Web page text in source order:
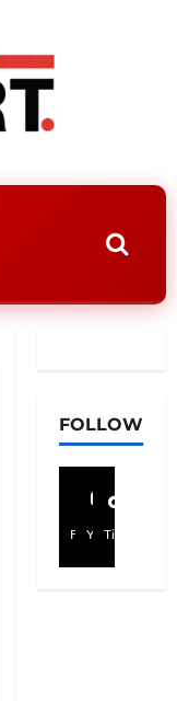
FOLLOW
Facebook
YouTube
TikTok